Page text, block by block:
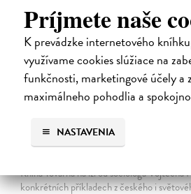
Príjmete naše
K prevádzke internetového
využívame cookies slúžiace na
funkčnosti, marketingové účely a
maximálneho pohodlia a
NASTAVENIA
Továrna na lži
Kniha Továrna na lži od sociologa Vojtěcha
konkrétních příkladech z českého i